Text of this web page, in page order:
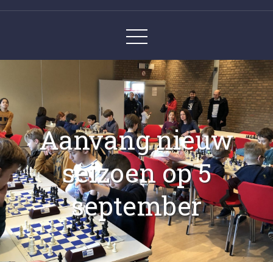
Aanvang nieuw
seizoen op 5
september